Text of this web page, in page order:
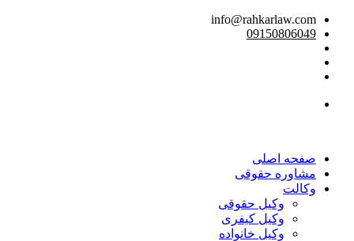
info@rahkarlaw.com
09150806049
صفحه اصلی
مشاوره حقوقی
وکالت
وکیل حقوقی
وکیل کیفری
وکیل خانواده